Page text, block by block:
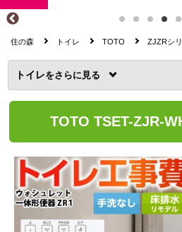
住の森 トイレ TOTO ZJZRシ
トイレを
TOTO TSET-ZJR-